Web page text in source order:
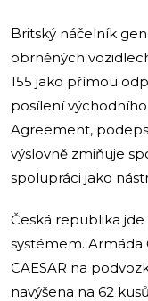
Britský náčelník
obrněných
155 jako přímou
posílení
Agreement,
výslovně zmiňuje
spolupráci jako
Česká republika
systémem. Armáda
CAESAR na
navýšena na 62